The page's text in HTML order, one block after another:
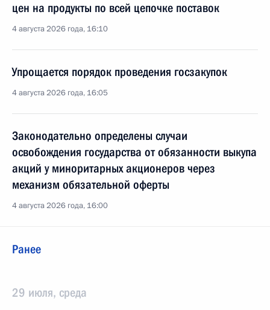
цен на продукты по всей цепочке поставок
4 августа 2026 года, 16:10
Упрощается порядок проведения госзакупок
4 августа 2026 года, 16:05
Законодательно определены случаи
освобождения государства от обязанности выкупа
акций у миноритарных акционеров через
механизм обязательной оферты
4 августа 2026 года, 16:00
Ранее
29 июля, среда